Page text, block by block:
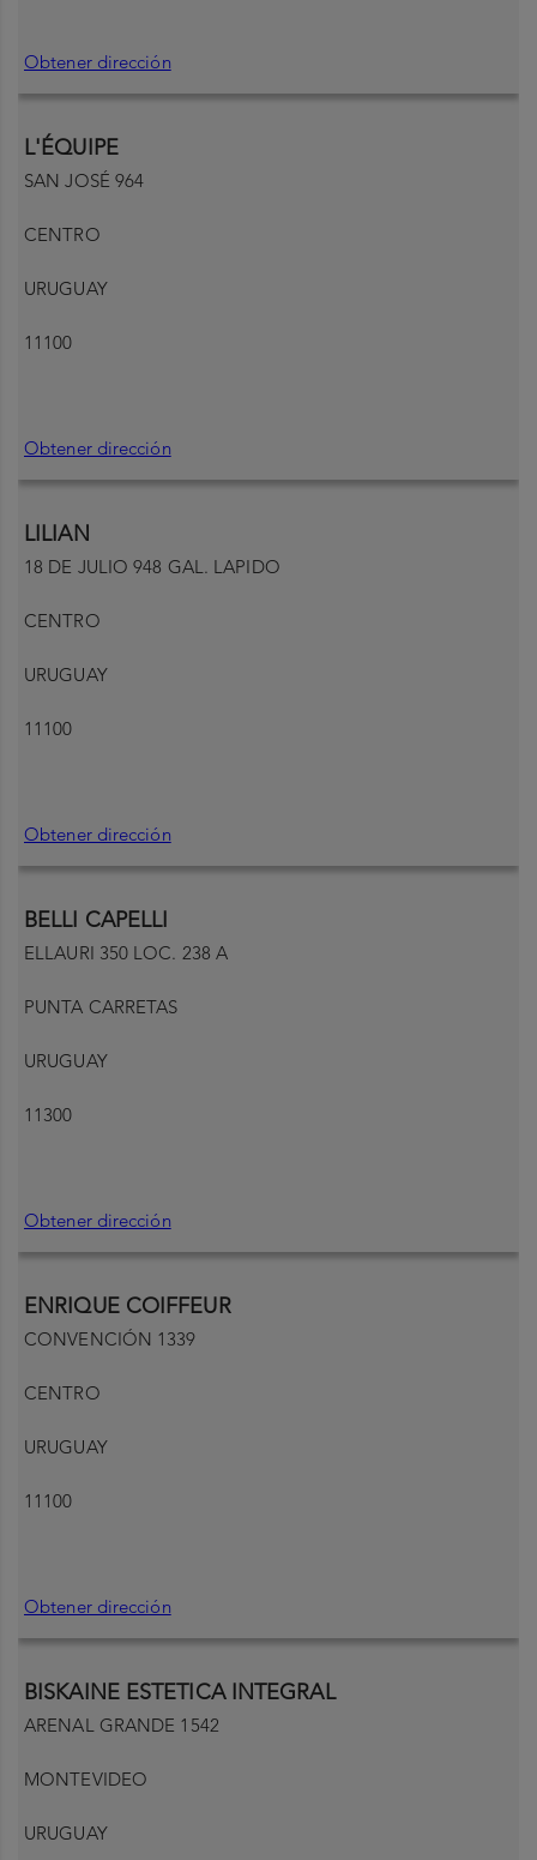
Obtener dirección
L'ÉQUIPE
SAN JOSÉ 964
CENTRO
URUGUAY
11100
Obtener dirección
LILIAN
18 DE JULIO 948 GAL. LAPIDO
CENTRO
URUGUAY
11100
Obtener dirección
BELLI CAPELLI
ELLAURI 350 LOC. 238 A
PUNTA CARRETAS
URUGUAY
11300
Obtener dirección
ENRIQUE COIFFEUR
CONVENCIÓN 1339
CENTRO
URUGUAY
11100
Obtener dirección
BISKAINE ESTETICA INTEGRAL
ARENAL GRANDE 1542
MONTEVIDEO
URUGUAY